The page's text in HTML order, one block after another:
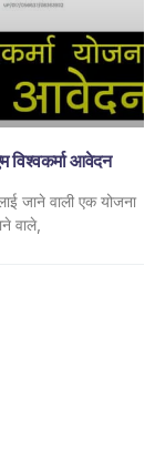
आवेदन
जाने वाली एक योजना
वाले,